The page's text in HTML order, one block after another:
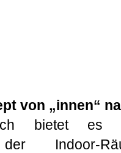
von „innen“
bietet
der Indoor-